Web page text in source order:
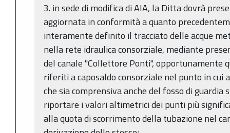
3. in sede di modifica di AIA, la Ditta dovrà
aggiornata in conformità a quanto
interamente definito il tracciato delle acque
nella rete idraulica consorziale, mediante
del canale "Collettore Ponti", opportunamente
riferiti a caposaldo consorziale nel punto in cui
che sia comprensiva anche del fosso di
riportare i valori altimetrici dei punti più
alla quota di scorrimento della tubazione nel